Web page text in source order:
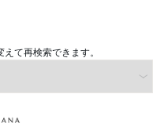
て再検索できます。